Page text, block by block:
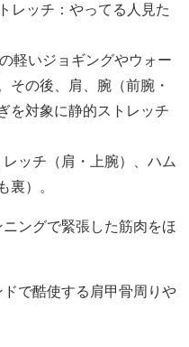
レッチ：やってる人見た
軽いジョギングやウォー
その後、肩、腕（前腕・
を対象に静的ストレッチ
ッチ（肩・上腕）、ハム
裏）。
ングで緊張した筋肉をほ
ドで酷使する肩甲骨周りや